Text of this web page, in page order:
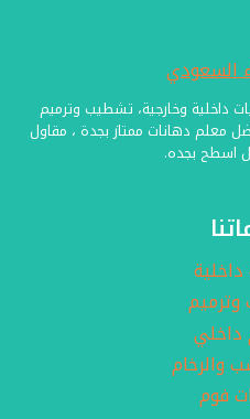
داخلية وخارجية، تشطيب وترميم
معلم دهانات ممتاز بجدة ، مقاول
اسطح بجده.
والرخام
فوم